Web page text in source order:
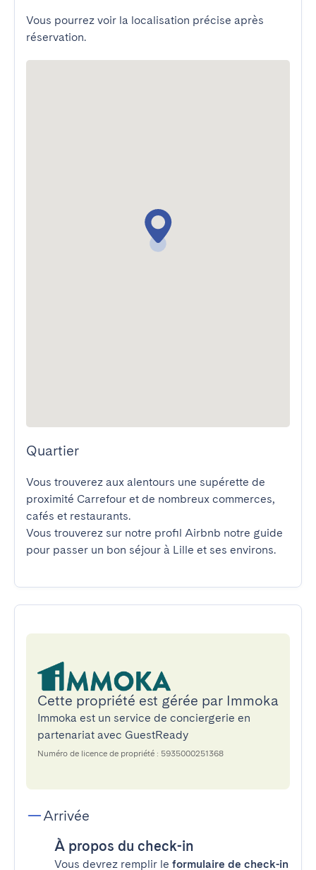
Vous pourrez voir la localisation précise après
réservation.
Quartier
Vous trouverez aux alentours une supérette de
proximité Carrefour et de nombreux commerces,
cafés et restaurants.
Vous trouverez sur notre profil Airbnb notre guide
pour passer un bon séjour à Lille et ses environs.
Cette propriété est gérée par Immoka
Immoka est un service de conciergerie en
partenariat avec GuestReady
Numéro de licence de propriété : 5935000251368
Arrivée
À propos du check-in
Vous devrez remplir le formulaire de check-in